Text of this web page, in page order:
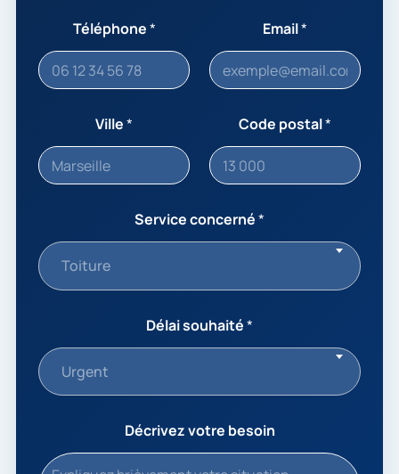
Téléphone* Email*
Ville* Code postal*
Service concerné*
Toiture
Délai souhaité*
Urgent
Décrivez votre besoin